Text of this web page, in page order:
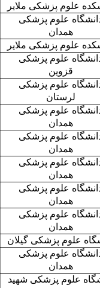
۱۰
۳
۹
۲
۳
۱
۵
۲
۱
۲
۷
۱
۴